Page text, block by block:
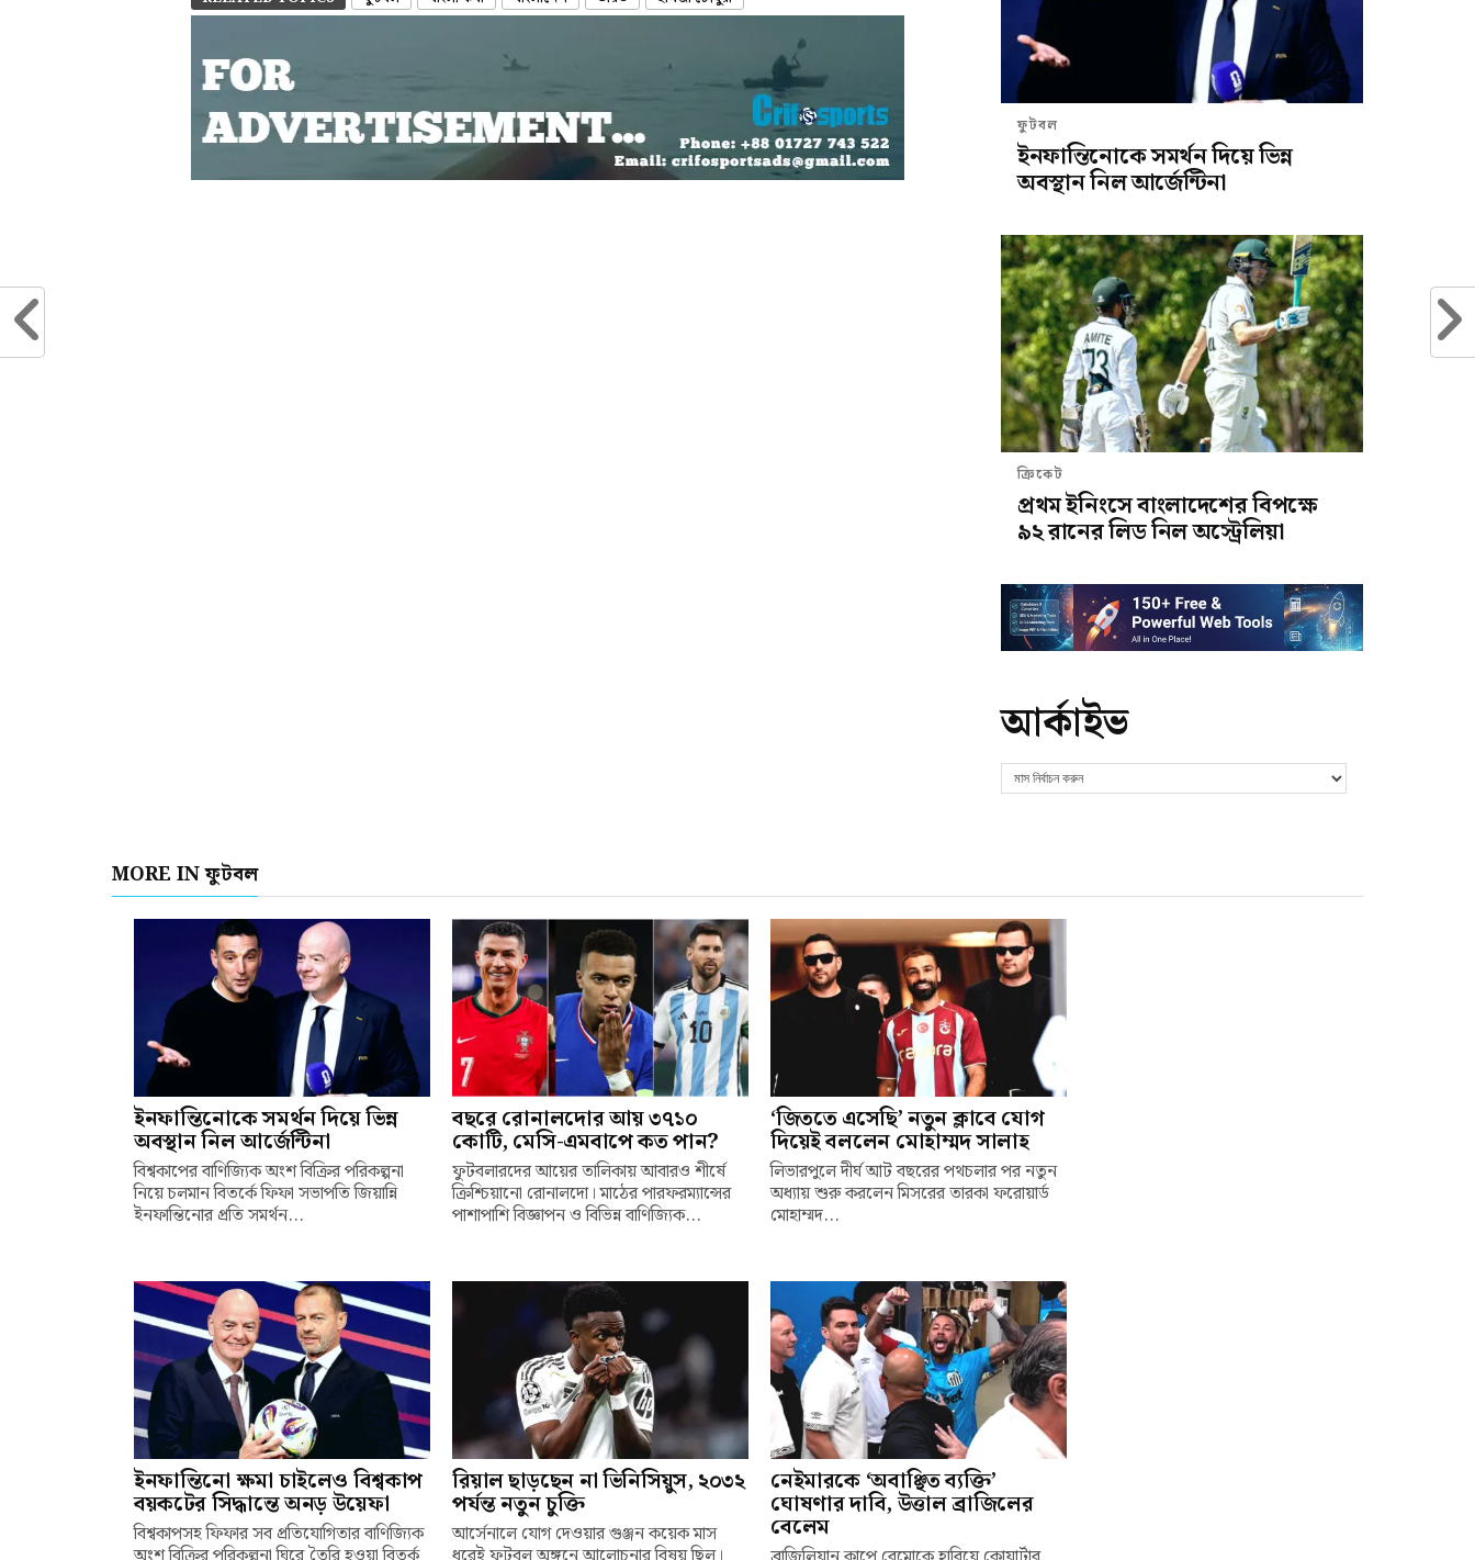
ফুটবল
ইনফান্তিনোকে সমর্থন দিয়ে ভিন্ন
অবস্থান নিল আর্জেন্টিনা
ক্রিকেট
প্রথম ইনিংসে বাংলাদেশের বিপক্ষে
৯২ রানের লিড নিল অস্ট্রেলিয়া
আর্কাইভ
MORE IN ফুটবল
ইনফান্তিনোকে সমর্থন দিয়ে ভিন্ন
অবস্থান নিল আর্জেন্টিনা
বিশ্বকাপের বাণিজ্যিক অংশ বিক্রির পরিকল্পনা
নিয়ে চলমান বিতর্কে ফিফা সভাপতি জিয়ান্নি
ইনফান্তিনোর প্রতি সমর্থন...
বছরে রোনালদোর আয় ৩৭১০
কোটি, মেসি-এমবাপে কত পান?
ফুটবলারদের আয়ের তালিকায় আবারও শীর্ষে
ক্রিশ্চিয়ানো রোনালদো। মাঠের পারফরম্যান্সের
পাশাপাশি বিজ্ঞাপন ও বিভিন্ন বাণিজ্যিক...
‘জিততে এসেছি’ নতুন ক্লাবে যোগ
দিয়েই বললেন মোহাম্মদ সালাহ
লিভারপুলে দীর্ঘ আট বছরের পথচলার পর নতুন
অধ্যায় শুরু করলেন মিসরের তারকা ফরোয়ার্ড
মোহাম্মদ...
ইনফান্তিনো ক্ষমা চাইলেও বিশ্বকাপ
বয়কটের সিদ্ধান্তে অনড় উয়েফা
বিশ্বকাপসহ ফিফার সব প্রতিযোগিতার বাণিজ্যিক
রিয়াল ছাড়ছেন না ভিনিসিয়ুস, ২০৩২
পর্যন্ত নতুন চুক্তি
আর্সেনালে যোগ দেওয়ার গুঞ্জন কয়েক মাস
নেইমারকে ‘অবাঞ্ছিত ব্যক্তি’
ঘোষণার দাবি, উত্তাল ব্রাজিলের
বেলেম